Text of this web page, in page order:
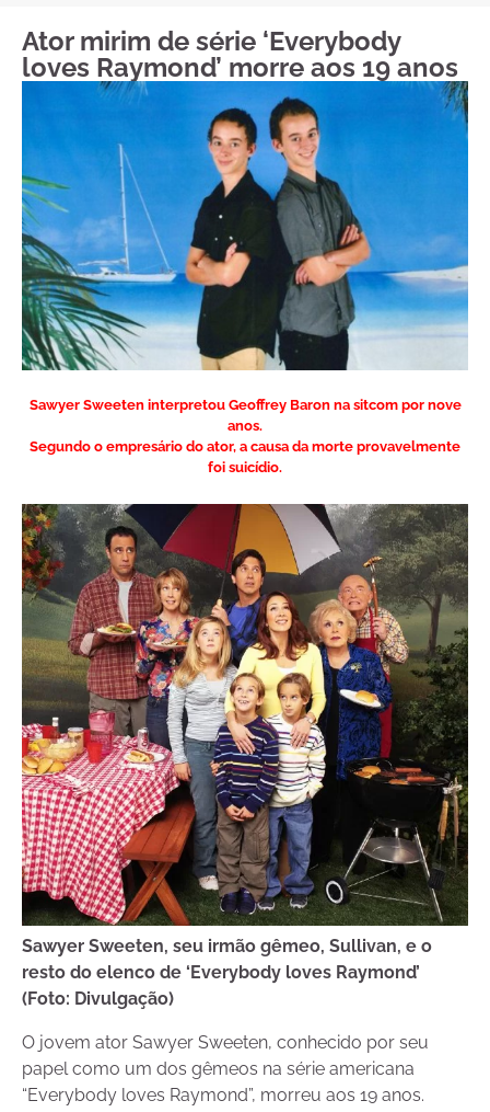
Ator mirim de série ‘Everybody
loves Raymond’ morre aos 19 anos
Sawyer Sweeten interpretou Geoffrey Baron na sitcom por nove
anos.
Segundo o empresário do ator, a causa da morte provavelmente
foi suicídio.
Sawyer Sweeten, seu irmão gêmeo, Sullivan, e o
resto do elenco de ‘Everybody loves Raymond’
(Foto: Divulgação)
O jovem ator Sawyer Sweeten, conhecido por seu
papel como um dos gêmeos na série americana
“Everybody loves Raymond”, morreu aos 19 anos.